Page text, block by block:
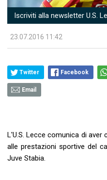
Iscriviti alla newsletter U.S.
23.07.2016 11:42
Twitter Facebook
Email
L'U.S. Lecce comunica di
alle prestazioni sportive del
Juve Stabia.